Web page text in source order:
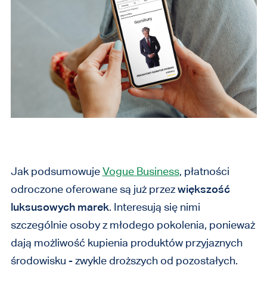
Jak podsumowujeVogue Business, płatności
odroczone oferowane są już przezwiększość
luksusowych marek. Interesują się nimi
szczególnie osoby z młodego pokolenia, ponieważ
dają możliwość kupienia produktów przyjaznych
środowisku - zwykle droższych od pozostałych.